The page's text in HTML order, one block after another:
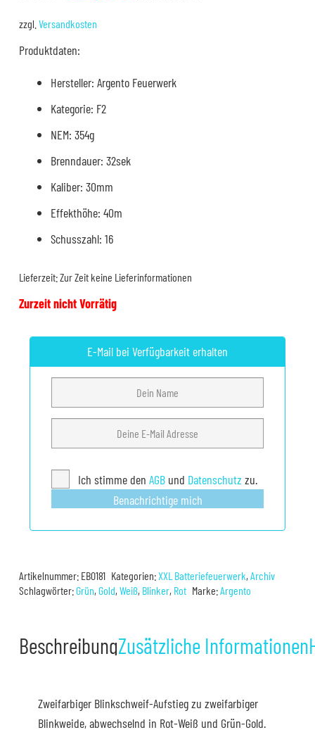
Preis
war:
29,99 €
zzgl. Versandkosten
Produktdaten:
Hersteller: Argento Feuerwerk
Kategorie: F2
NEM: 354g
Brenndauer: 32sek
Kaliber: 30mm
Effekthöhe: 40m
Schusszahl: 16
Lieferzeit:Zur Zeit keine Lieferinformationen
Zurzeit nicht Vorrätig
E-Mail bei Verfügbarkeit erhalten
Ich stimme denAGB und Datenschutz zu.
Benachrichtige mich
Artikelnummer: EB0181 Kategorien:XXL Batteriefeuerwerk,Archiv
Schlagwörter: Grün, Gold, Weiß, Blinker, Rot Marke:Argento
BeschreibungZusätzliche Informationen
Zweifarbiger Blinkschweif-Aufstieg zu zweifarbiger
Blinkweide, abwechselnd in Rot-Weiß und Grün-Gold.